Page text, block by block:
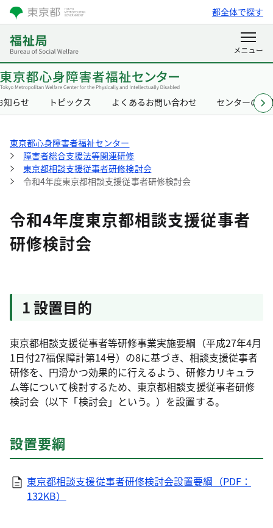
都全体で探す
知らせ トピックス よくあるお問い合わせ センターの概
東京都心身障害者福祉センター
障害者総合支援法等関連研修
東京都相談支援従事者研修検討会
令和4年度東京都相談支援従事者研修検討会
令和4年度東京都相談支援従事者
研修検討会
1 設置目的
東京都相談支援従事者等研修事業実施要綱（平成27年4月
1日付27福保障計第14号）の8に基づき、相談支援従事者
研修を、円滑かつ効果的に行えるよう、研修カリキュラ
ム等について検討するため、東京都相談支援従事者研修
検討会（以下「検討会」という。）を設置する。
設置要綱
東京都相談支援従事者研修検討会設置要綱（PDF：
132KB）